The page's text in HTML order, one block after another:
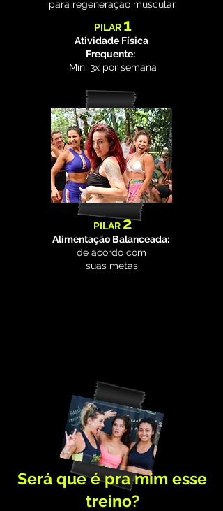
para regeneração muscular
PILAR 1
Atividade Física
Frequente:
Mín. 3x por semana
PILAR2
Alimentação Balanceada:
de acordo com
suas metas
Será que é pra mim esse
treino?